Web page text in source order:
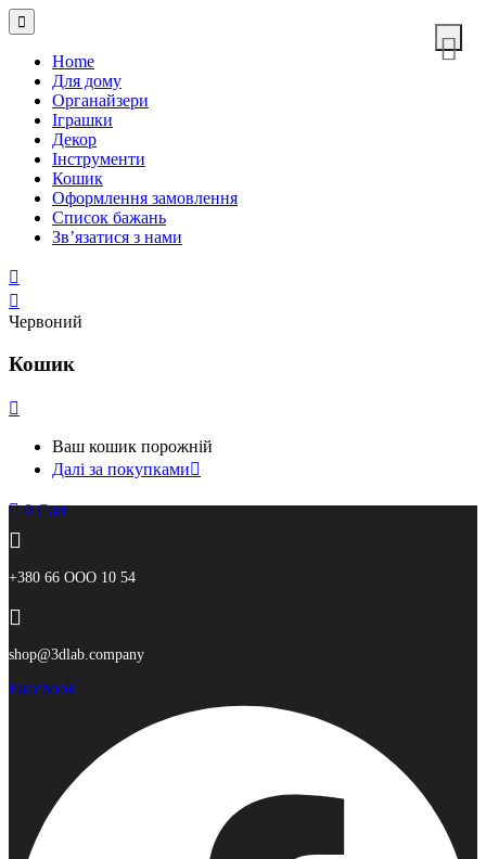
Home
Для дому
Органайзери
Іграшки
Декор
Інструменти
Кошик
Оформлення замовлення
Список бажань
Зв’язатися з нами
Червоний
Кошик
Ваш кошик порожній
Далі за покупками
0Cart
+380 66 ООО 10 54
shop@3dlab.company
Facebook